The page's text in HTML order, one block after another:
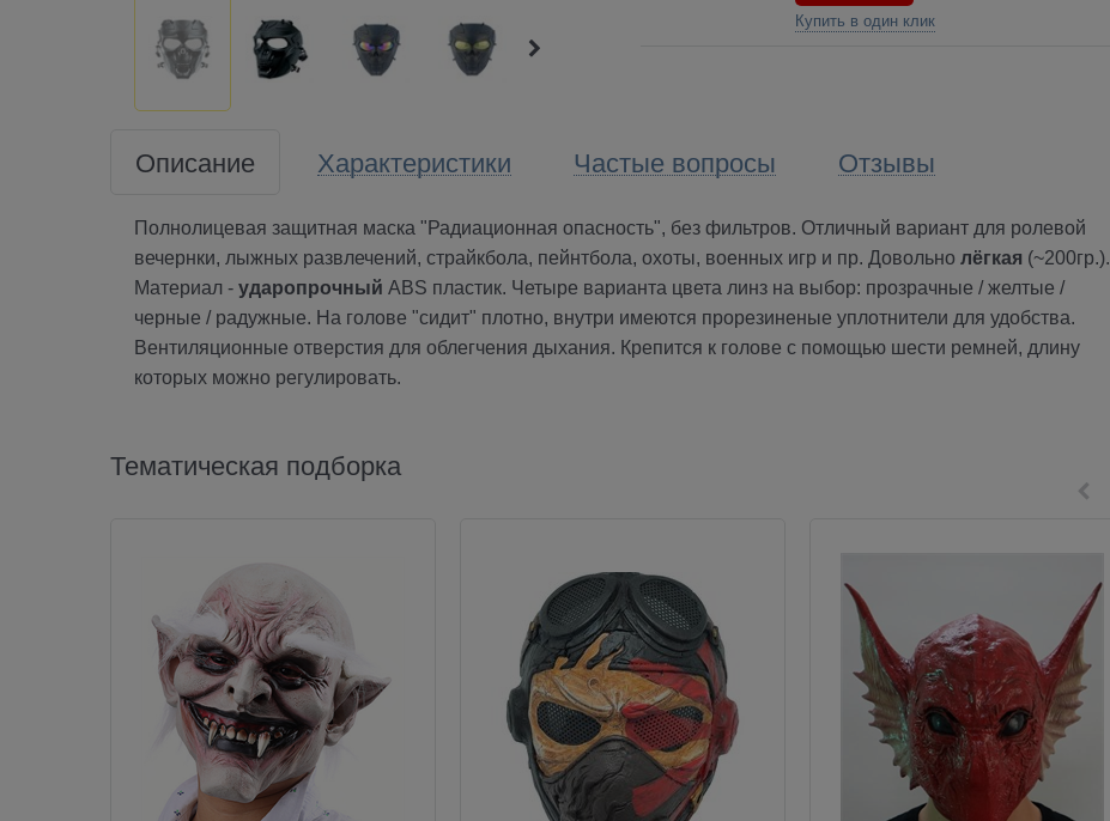
Купить в один клик
Описание Характеристики Частые вопросы Отзывы
Полнолицевая защитная маска "Радиационная опасность", без фильтров. Отличный вариант для ролевой
вечернки, лыжных развлечений, страйкбола, пейнтбола, охоты, военных игр и пр. Довольно лёгкая (~200гр.).
Материал - ударопрочный ABS пластик. Четыре варианта цвета линз на выбор: прозрачные / желтые /
черные / радужные. На голове "сидит" плотно, внутри имеются прорезиненые уплотнители для удобства.
Вентиляционные отверстия для облегчения дыхания. Крепится к голове с помощью шести ремней, длину
которых можно регулировать.
Тематическая подборка